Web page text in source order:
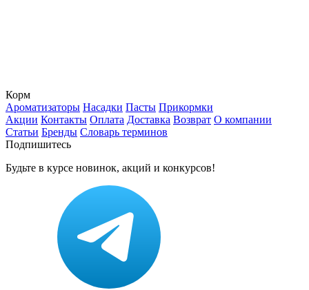
Корм
Ароматизаторы Насадки Пасты Прикормки
Акции Контакты Оплата Доставка Возврат О компании
Статьи Бренды Словарь терминов
Подпишитесь
Будьте в курсе новинок, акций и конкурсов!